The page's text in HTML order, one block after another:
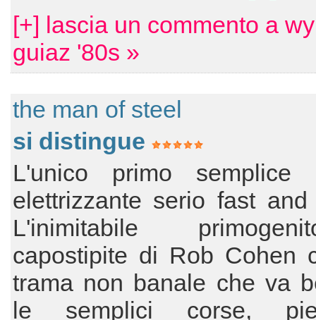
[+] lascia un commento a
guiaz '80s »
the man of steel
si distingue
L'unico primo semplice
elettrizzante serio fast and
L'inimitabile
capostipite di Rob Cohen
trama non banale che va
le semplici corse,